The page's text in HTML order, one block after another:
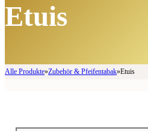
Etuis
Alle Produkte»Zubehör & Pfeifentabak»Etuis